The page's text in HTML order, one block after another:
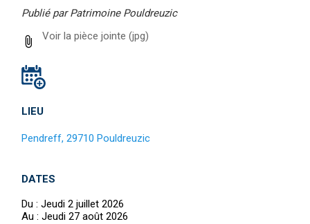
Publié par Patrimoine Pouldreuzic
Voir la pièce jointe (jpg)
LIEU
Pendreff, 29710 Pouldreuzic
DATES
Du : Jeudi 2 juillet 2026
Au : Jeudi 27 août 2026